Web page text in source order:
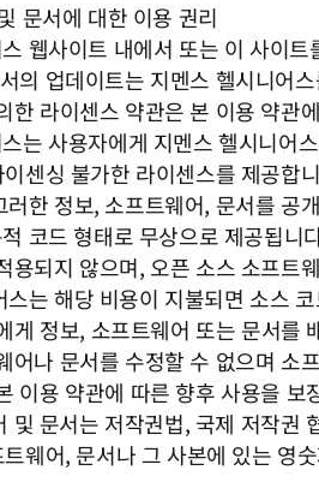
문서에 대한 이용 권리
웹사이트 내에서 또는 이 사이
의 업데이트는 지멘스 헬시니어
한 라이센스 약관은 본 이용 약관
는 사용자에게 지멘스 헬시니어
센싱 불가한 라이센스를 제공합
러한 정보, 소프트웨어, 문서를 공
코드 형태로 무상으로 제공됩
용되지 않으며, 오픈 소스 소프트
는 해당 비용이 지불되면 소스
게 정보, 소프트웨어 또는 문서를
어나 문서를 수정할 수 없으며 소
이용 약관에 따른 향후 사용을
및 문서는 저작권법, 국제 저작권
웨어, 문서나 그 사본에 있는 영